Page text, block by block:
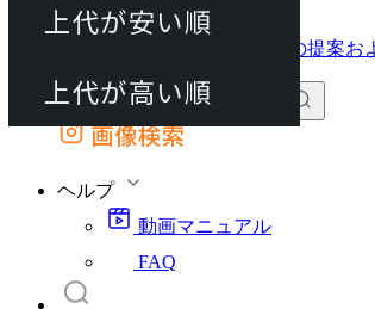
外部サイトの商品をカートに追加
画像検索
ヘルプ
動画マニュアル
FAQ
上代が安い順
上代が高い順